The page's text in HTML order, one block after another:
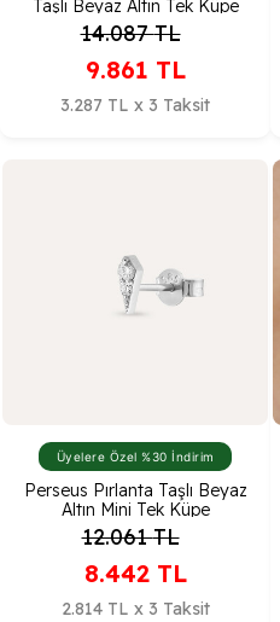
Taşlı Beyaz Altın Tek Küpe
14.087TL
9.861 TL
3.287 TL x 3 Taksit
Üyelere Özel %30 İndirim
Perseus Pırlanta Taşlı Beyaz
Altın Mini Tek Küpe
12.061TL
8.442 TL
2.814 TL x 3 Taksit